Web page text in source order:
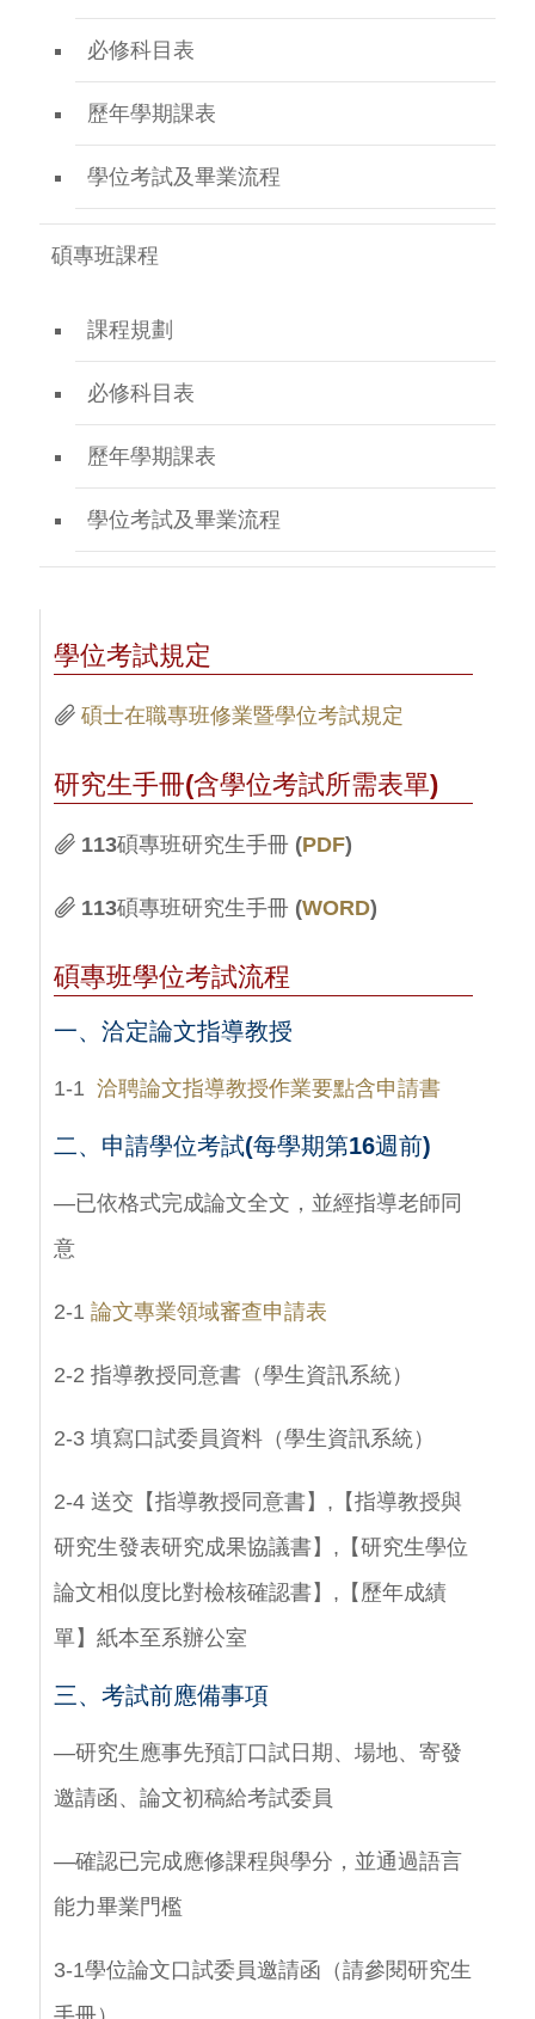
必修科目表
歷年學期課表
學位考試及畢業流程
碩專班課程
課程規劃
必修科目表
歷年學期課表
學位考試及畢業流程
學位考試規定
碩士在職專班修業暨學位考試規定
研究生手冊(含學位考試所需表單)
113碩專班研究生手冊 (PDF)
113碩專班研究生手冊 (WORD)
碩專班學位考試流程
一、洽定論文指導教授
1-1洽聘論文指導教授作業要點含申請書
二、 申請學位考試(每學期第16週前)
—已依格式完成論文全文，並經指導老師同
意
2-1論文專業領域審查申請表
2-2 指導教授同意書（學生資訊系統）
2-3 填寫口試委員資料（學生資訊系統）
2-4 送交【指導教授同意書】,【指導教授與
研究生發表研究成果協議書】,【研究生學位
論文相似度比對檢核確認書】,【歷年成績
單】紙本至系辦公室
三、考試前應備事項
—研究生應事先預訂口試日期、場地、寄發
邀請函、論文初稿給考試委員
—確認已完成應修課程與學分，並通過語言
能力畢業門檻
3-1學位論文口試委員邀請函（請參閱研究生